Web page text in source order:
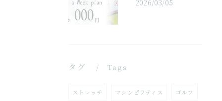
2026/03/05
タグ Tags
ストレッチ マシンピラティス ゴルフ